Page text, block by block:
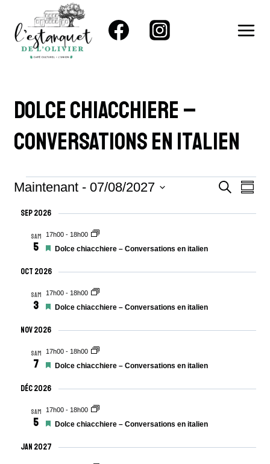
contenu
Dolce Chiacchiere –
Conversations En Italien
Évènements
Et
De
Maintenant - 07/08/2027
date
Sep 2026
SAM
5
17h00- 18h00
Mis
avant
Dolce chiacchiere – Conversations en italien
Oct 2026
SAM
3
17h00- 18h00
Mis
Dolce chiacchiere – Conversations en italien
Nov 2026
SAM
7
17h00- 18h00
Mis
Dolce chiacchiere – Conversations en italien
Déc 2026
SAM
5
17h00- 18h00
Mis
Dolce chiacchiere – Conversations en italien
Jan 2027